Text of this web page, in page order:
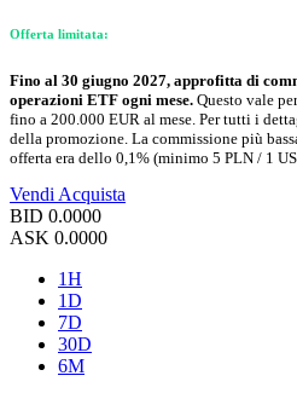
Offerta limitata:
Fino al 30 giugno 2027, approfitta di
operazioni ETF ogni mese. Questo vale
fino a 200.000 EUR al mese. Per tutti i
della promozione. La commissione più
offerta era dello 0,1% (minimo 5 PLN / 1
Vendi Acquista
BID 0.0000
ASK 0.0000
1H
1D
7D
30D
6M